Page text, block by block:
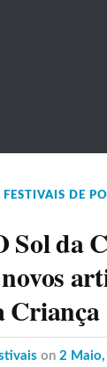
FESTIVAIS DE
Sol da
Criança
on2